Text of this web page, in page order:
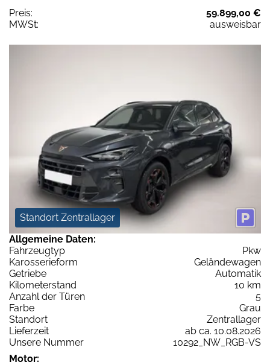
Preis:
59.899,00 €
MWSt:
ausweisbar
Standort Zentrallager
Allgemeine Daten:
Fahrzeugtyp
Pkw
Karosserieform
Geländewagen
Getriebe
Automatik
Kilometerstand
10 km
Anzahl der Türen
5
Farbe
Grau
Standort
Zentrallager
Lieferzeit
ab ca. 10.08.2026
Unsere Nummer
10292_NW_RGB-VS
Motor: